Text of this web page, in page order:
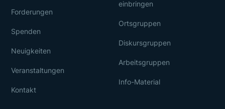
Forderungen
Spenden
Neuigkeiten
Veranstaltungen
Kontakt
einbringen
Ortsgruppen
Diskursgruppen
Arbeitsgruppen
Info-Material